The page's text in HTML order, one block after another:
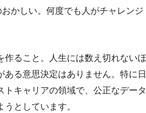
かしい。何度でも人がチャレンジ
ること。人生には数え切れないほ
る意思決定はありません。特に日
キャリアの領域で、公正なデータ
としています。